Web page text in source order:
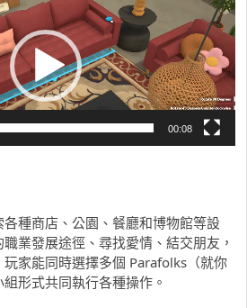
00:08
種商店、公園、餐廳和博物館等設
業發展途徑、尋找愛情、結交朋友，
家能同時選擇多個 Parafolks（就你
形式共同執行各種操作。